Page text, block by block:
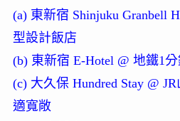
(a) 東新宿 Shinjuku Granbell
型設計飯店
(b) 東新宿 E-Hotel @ 地鐵1
(c) 大久保 Hundred Stay @
適寬敞